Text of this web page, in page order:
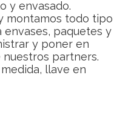
y envasado.
montamos todo tipo
paquetes y
y poner en
nuestros partners.
llave en